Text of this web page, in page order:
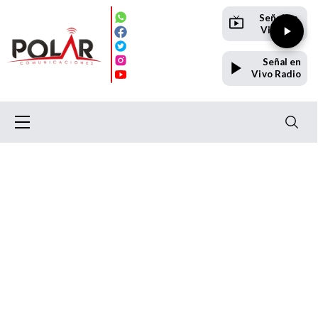
Señal en
Vivo TV
Señal en
Vivo Radio